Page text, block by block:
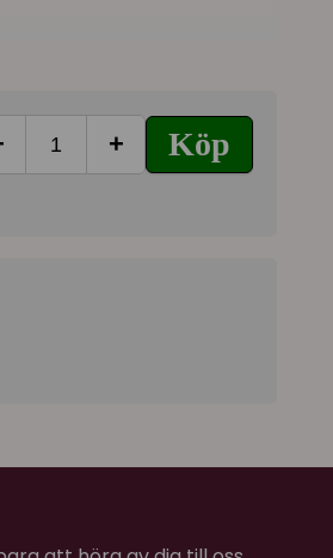
balsam.
Hydrolyzed Keratin, D-
and preservative.
+ Köp